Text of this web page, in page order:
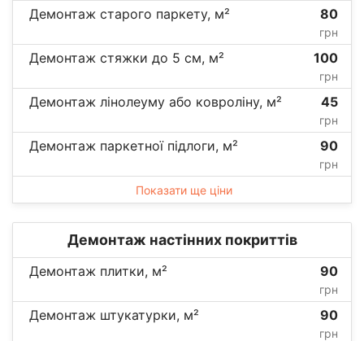
Демонтаж старого паркету, м² 80
грн
Демонтаж стяжки до 5 см, м² 100
грн
Демонтаж лінолеуму або ковроліну, м² 45
грн
Демонтаж паркетної підлоги, м² 90
грн
Показати ще ціни
Демонтаж настінних покриттів
Демонтаж плитки, м² 90
грн
Демонтаж штукатурки, м² 90
грн